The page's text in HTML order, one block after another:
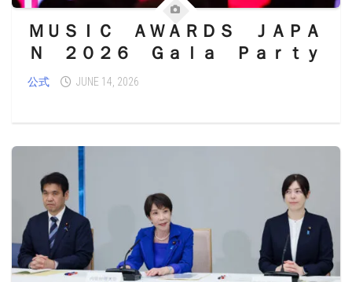
ＭＵＳＩＣ ＡＷＡＲＤＳ ＪＡＰＡ
Ｎ ２０２６ Ｇａｌａ Ｐａｒｔｙ
公式 JUNE 14, 2026